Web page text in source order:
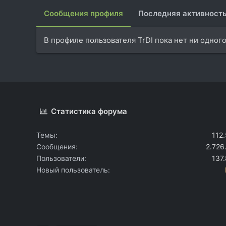
Сообщения профиля Последняя
В профиле пользователя TrDI пока нет ни
Статистика форума
Темы
Сообщения
Пользователи
Новый пользователь